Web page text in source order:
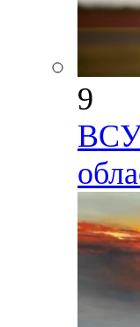
9
ВСУ